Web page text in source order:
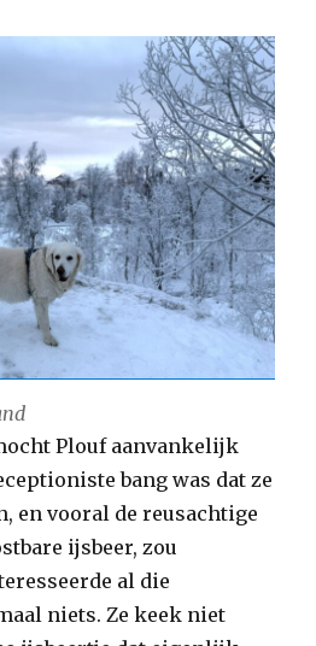
Plouf aanvankelijk
bang was dat ze
en vooral de reusachtige
ijsbeer, zou
al die
niets. Ze keek niet